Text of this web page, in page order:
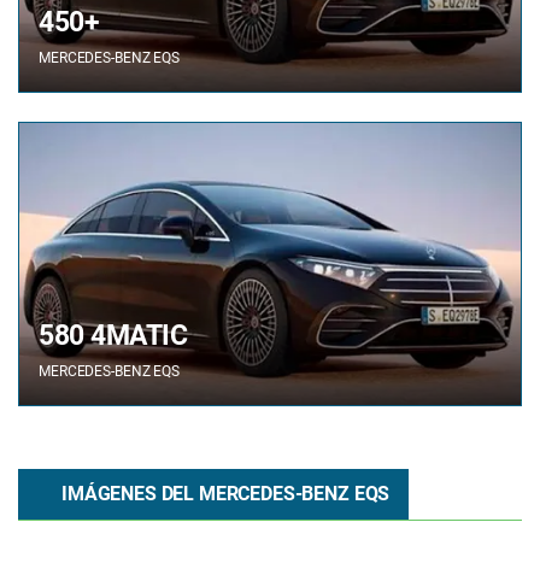
MERCEDES-BENZEQS
450+
MERCEDES-BENZEQS
580 4MATIC
IMÁGENES DEL MERCEDES-BENZ EQS